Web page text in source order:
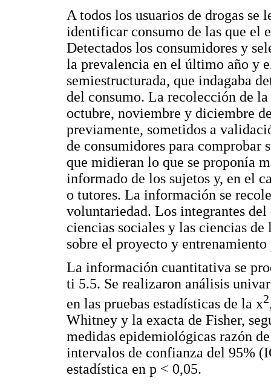
A todos los usuarios de drogas
identificar consumo de las que el
Detectados los consumidores y
la prevalencia en el último año y
semiestructurada, que indagaba
del consumo. La recolección de
octubre, noviembre y diciembre
previamente, sometidos a
de consumidores para
que midieran lo que se proponía
informado de los sujetos y, en el
o tutores. La información se
voluntariedad. Los integrantes
ciencias sociales y las ciencias
sobre el proyecto y
La información cuantitativa se
ti 5.5. Se realizaron análisis
en las pruebas estadísticas de la x2
Whitney y la exacta de Fisher,
medidas epidemiológicas razón
intervalos de confianza del 95%
estadística en p < 0,05.